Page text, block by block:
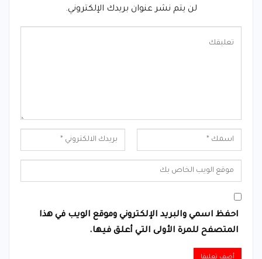
لن يتم نشر عنوان بريدك الإلكتروني.
احفظ اسمي والبريد الإلكتروني وموقع الويب في هذا
المتصفح للمرة الأولى التي أعلق فيها.